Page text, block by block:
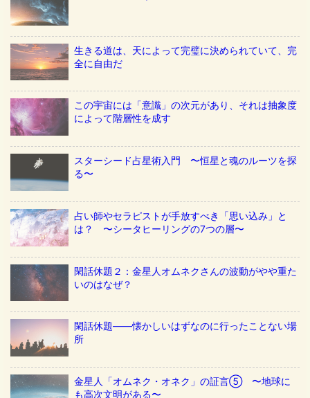
生きる道は、天によって完璧に決められていて、完
全に自由だ
この宇宙には「意識」の次元があり、それは抽象度
によって階層性を成す
スターシード占星術入門 〜恒星と魂のルーツを探
る〜
占い師やセラピストが手放すべき「思い込み」と
は？ 〜シータヒーリングの7つの層〜
閑話休題２：金星人オムネクさんの波動がやや重た
いのはなぜ？
閑話休題——懐かしいはずなのに行ったことない場
所
金星人「オムネク・オネク」の証言⑤ 〜地球に
も高次文明がある〜